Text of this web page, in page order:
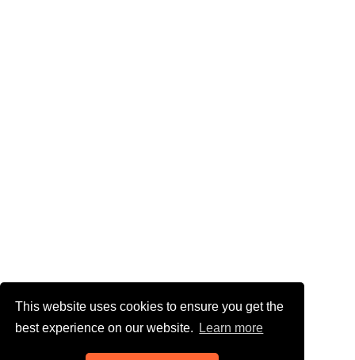
This website uses cookies to ensure you get the
best experience on our website.
Learn more